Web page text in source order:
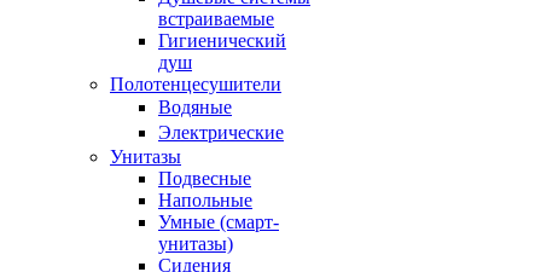
встраиваемые
Гигиенический
душ
Полотенцесушители
ㅤВодяные
ㅤЭлектрические
Унитазы
Подвесные
Напольные
Умные (смарт-
унитазы)
Сидения